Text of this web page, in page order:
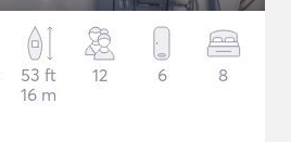
53 ft
16 m
12 6 8